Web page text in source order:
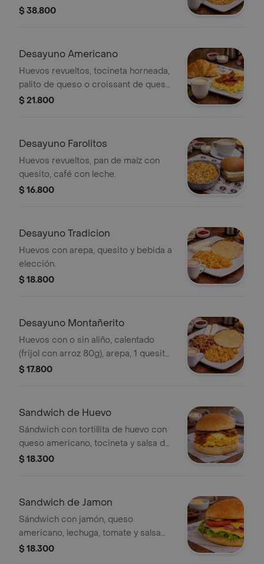
bebida.
$ 38.800
Desayuno Americano
Huevos revueltos, tocineta horneada,
palito de queso o croissant de queso
y bebida.
$ 21.800
Desayuno Farolitos
Huevos revueltos, pan de maíz con
quesito, café con leche.
$ 16.800
Desayuno Tradicion
Huevos con arepa, quesito y bebida a
elección.
$ 18.800
Desayuno Montañerito
Huevos con o sin aliño, calentado
(frijol con arroz 80g), arepa, 1 quesito,
bebida a elección.
$ 17.800
Sandwich de Huevo
Sándwich con tortillita de huevo con
queso americano, tocineta y salsa de
maíz en un suavecito pan de maíz con
$ 18.300
Sandwich de Jamon
Sándwich con jamón, queso
americano, lechuga, tomate y salsa
crema leña en un suavecito pan de
$ 18.300